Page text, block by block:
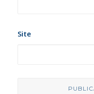
Site